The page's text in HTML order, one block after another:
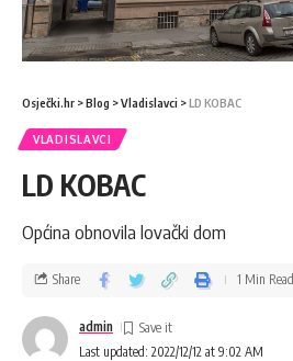
Osječki.hr >Blog >Vladislavci >LD KOBAC
VLADISLAVCI
LD KOBAC
Općina obnovila lovački dom
Last updated: 2022/12/12 at 9:02 AM
admin
Share 1 Min Read